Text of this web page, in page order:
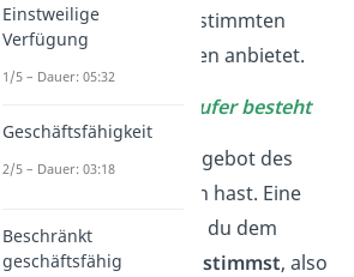
zu einem bestimmten
in seinem Automaten anbietet.
Angebot vom Verkäufer besteht
ist, ob du das Angebot des
angenommen hast. Eine
bedeutet, dass du dem
vorbehaltlos zustimmst, also
Einstweilige
Verfügung
1/5 – Dauer: 05:32
Geschäftsfähigkeit
2/5 – Dauer: 03:18
Beschränkt
geschäftsfähig